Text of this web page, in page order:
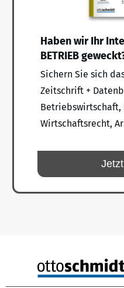
Haben wir Ihr
BETRIEB
Sichern Sie sich
Zeitschrift +
Betriebswirtschaft,
Wirtschaftsrecht,